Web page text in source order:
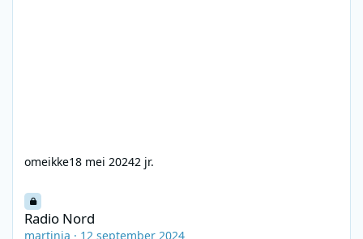
omeikke18 mei 20242 jr.
Radio Nord
Radio Nord
martinja · 12 september 2024